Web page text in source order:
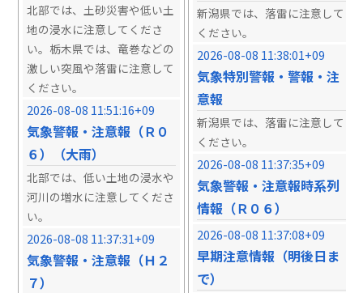
北部では、土砂災害や低い土
地の浸水に注意してくださ
い。栃木県では、竜巻などの
激しい突風や落雷に注意して
ください。
2026-08-08 11:51:16+09
気象警報・注意報（Ｒ０
６）（大雨）
北部では、低い土地の浸水や
河川の増水に注意してくださ
い。
2026-08-08 11:37:31+09
気象警報・注意報（Ｈ２
７）
新潟県では、落雷に注意して
ください。
2026-08-08 11:38:01+09
気象特別警報・警報・注
意報
新潟県では、落雷に注意して
ください。
2026-08-08 11:37:35+09
気象警報・注意報時系列
情報（Ｒ０６）
2026-08-08 11:37:08+09
早期注意情報（明後日ま
で）